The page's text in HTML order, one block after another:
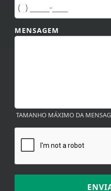
MENSAGEM
TAMANHO MÁXIMO DA